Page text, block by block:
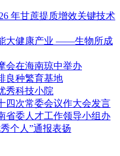
年甘蔗提质增效关键技术
大健康产业 ——生物所成
会在海南琼中举办
良种繁育基地
秀科技小院
四次常委会议作大会发言
省委人才工作领导小组办
个人”通报表扬